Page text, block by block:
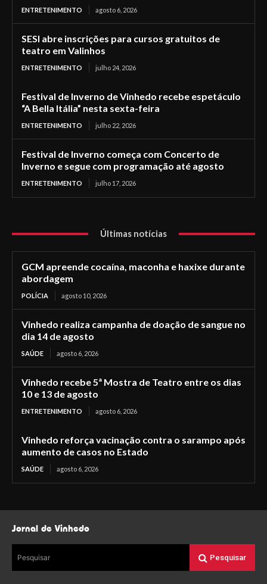
ENTRETENIMENTO agosto 6, 2026
SESI abre inscrições para cursos gratuitos de
teatro em Valinhos
ENTRETENIMENTO julho 24, 2026
Festival de Inverno de Vinhedo recebe espetáculo
“A Bella Itália” nesta sexta-feira
ENTRETENIMENTO julho 22, 2026
Festival de Inverno começa com Concerto de
Inverno e segue com programação até agosto
ENTRETENIMENTO julho 17, 2026
Últimas notícias
GCM apreende cocaína, maconha e haxixe durante
abordagem
POLÍCIA agosto 10, 2026
Vinhedo realiza campanha de doação de sangue no
dia 14 de agosto
SAÚDE agosto 6, 2026
Vinhedo recebe 5ª Mostra de Teatro entre os dias
10 e 13 de agosto
ENTRETENIMENTO agosto 6, 2026
Vinhedo reforça vacinação contra o sarampo após
aumento de casos no Estado
SAÚDE agosto 6, 2026
Jornal de Vinhedo
Pesquisar Pesquisar